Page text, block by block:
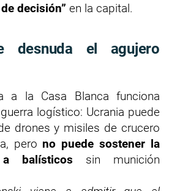
decisión” en la capital.
desnuda el agujero
a la Casa Blanca funciona
logístico: Ucrania puede
drones y misiles de crucero
pero no puede sostener la
balísticos sin munición